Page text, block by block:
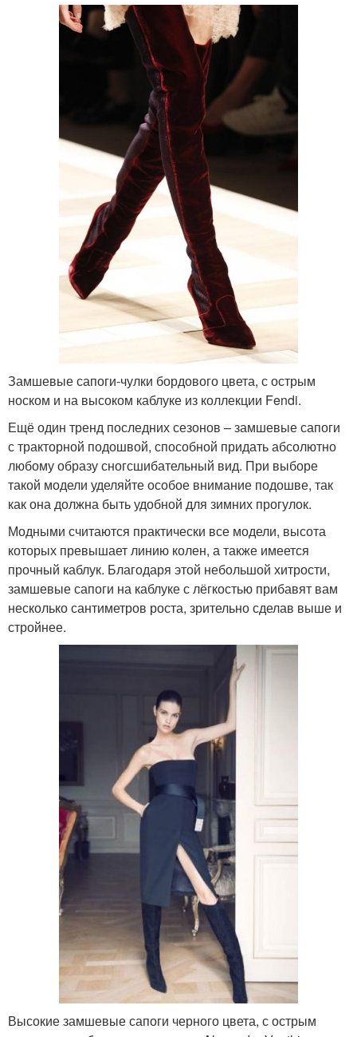
Замшевые сапоги-чулки бордового цвета, с острым
носком и на высоком каблуке из коллекции Fendi.
Ещё один тренд последних сезонов – замшевые сапоги
с тракторной подошвой, способной придать абсолютно
любому образу сногсшибательный вид. При выборе
такой модели уделяйте особое внимание подошве, так
как она должна быть удобной для зимних прогулок.
Модными считаются практически все модели, высота
которых превышает линию колен, а также имеется
прочный каблук. Благодаря этой небольшой хитрости,
замшевые сапоги на каблуке с лёгкостью прибавят вам
несколько сантиметров роста, зрительно сделав выше и
стройнее.
Высокие замшевые сапоги черного цвета, с острым